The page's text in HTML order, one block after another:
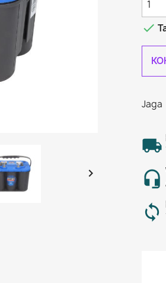


Jaga